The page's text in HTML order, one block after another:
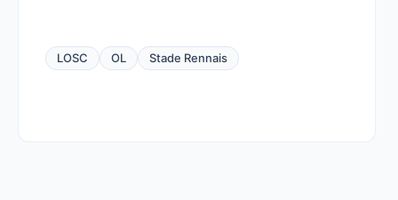
LOSC OL Stade Rennais